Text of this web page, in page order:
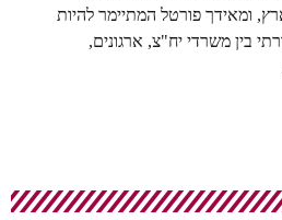
ומאידך פורטל המתיימר להיות
בין משרדי יח"צ, ארגונים,